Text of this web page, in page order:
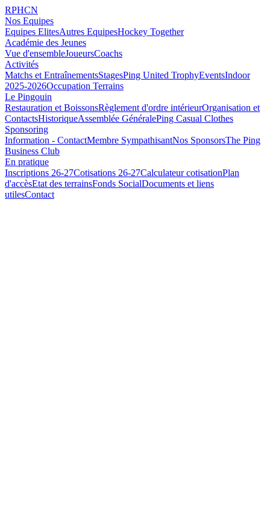
RPHCN
Nos Equipes
Equipes ElitesAutres EquipesHockey Together
Académie des Jeunes
Vue d'ensembleJoueursCoachs
Activités
Matchs et EntraînementsStagesPing United TrophyEventsIndoor
2025-2026Occupation Terrains
Le Pingouin
Restauration et BoissonsRèglement d'ordre intérieurOrganisation et
ContactsHistoriqueAssemblée GénéralePing Casual Clothes
Sponsoring
Information - ContactMembre SympathisantNos SponsorsThe Ping
Business Club
En pratique
Inscriptions 26-27Cotisations 26-27Calculateur cotisationPlan
d'accèsEtat des terrainsFonds SocialDocuments et liens
utilesContact